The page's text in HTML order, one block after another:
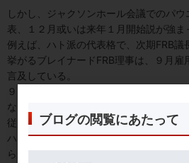
しかし、ジャクソンホール会議でのパ
表、１２月或いは来年１月開始説が強ま
例えば、ハト派の代表格で、次期FRB議
挙がるブレイナードFRB理事は、９月雇
言及している。
９月雇用統計は１０月に発表されるが
ない。
従って、最短１１月FOMCで決定の可能
ハト派が９月雇用統計にこだわるのは
らかになり、離職して子供の世話をす
ブログの閲覧にあたって